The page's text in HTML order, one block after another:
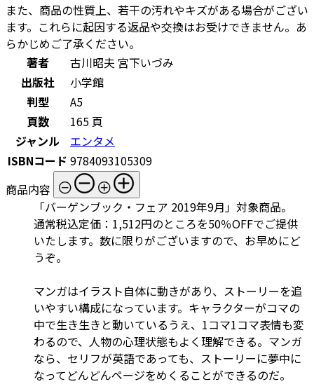
また、商品の性質上、若干の汚れやキズがある場合がござい
ます。これらに起因する返品や交換はお受けできません。あ
らかじめご了承ください。
著者
古川昭夫 宮下いづみ
出版社
小学館
判型
A5
頁数
165 頁
ジャンル
エンタメ
ISBNコード 9784093105309
商品内容
「バーゲンブック・フェア 2019年9月」対象商品。
通常税込定価：1,512円のところを50％OFFでご提供
いたします。数に限りがございますので、お早めにど
うぞ。
マンガはイラスト自体に動きがあり、ストーリーを追
いやすい構成になっています。キャラクターがコマの
中で生き生きと動いているうえ、1コマ1コマ表情も変
わるので、人物の心理状態もよく理解できる。マンガ
なら、セリフが英語であっても、ストーリーに夢中に
なってどんどんページをめくることができるのだ。